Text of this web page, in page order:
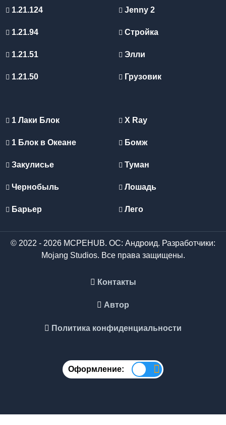
1.21.124
1.21.94
1.21.51
1.21.50
Jenny 2
Стройка
Элли
Грузовик
1 Лаки Блок
1 Блок в Океане
Закулисье
Чернобыль
Барьер
X Ray
Бомж
Туман
Лошадь
Лего
© 2022 - 2026 MCPEHUB. ОС: Андроид. Разработчики:
Mojang Studios. Все права защищены.
Контакты
Автор
Политика конфиденциальности
Оформление: